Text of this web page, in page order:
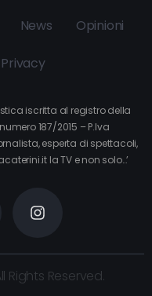
News Opinioni
Privacy
iscritta al registro della
187/2015 – P.Iva
esperta di spettacoli,
la TV e non solo…’
Rights Reserved.